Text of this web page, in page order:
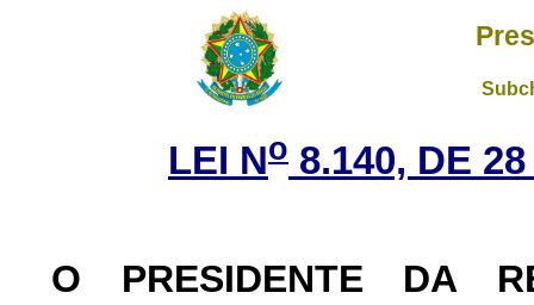
LEI No 8.140, DE
O PRESIDENTE DA